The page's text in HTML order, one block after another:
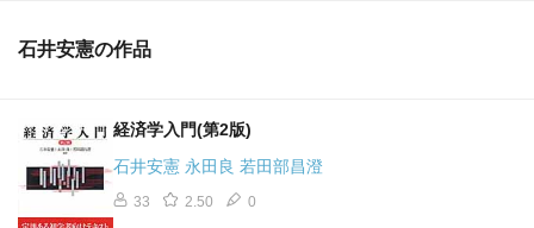
石井安憲の作品
経済学入門(第2版)
石井安憲 永田良 若田部昌澄
33 2.50 0